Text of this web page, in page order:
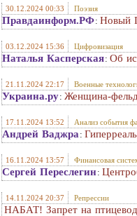
30.12.2024 00:33 Поэзия
Правдаинформ.РФ: Новый
03.12.2024 15:36 Цифровизация
Наталья Касперская: Об
21.11.2024 22:17 Военные
Украина.ру: Женщина-
17.11.2024 13:52 Анализ события
Андрей Ваджра :
16.11.2024 13:57 Финансовая
Сергей Переслегин:
14.11.2024 20:37 Репрессии
НАБАТ! Запрет на